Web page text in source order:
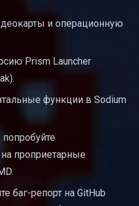
и операционную
Prism Launcher
функции в Sodium
попробуйте
проприетарные
баг-репорт на GitHub